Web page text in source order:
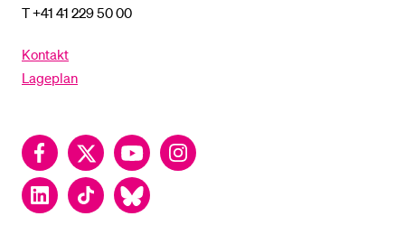
T +41 41 229 50 00
Kontakt
Lageplan
FacebookTwitter YouTubeInstagram
LinkedInTikTok Bluesky